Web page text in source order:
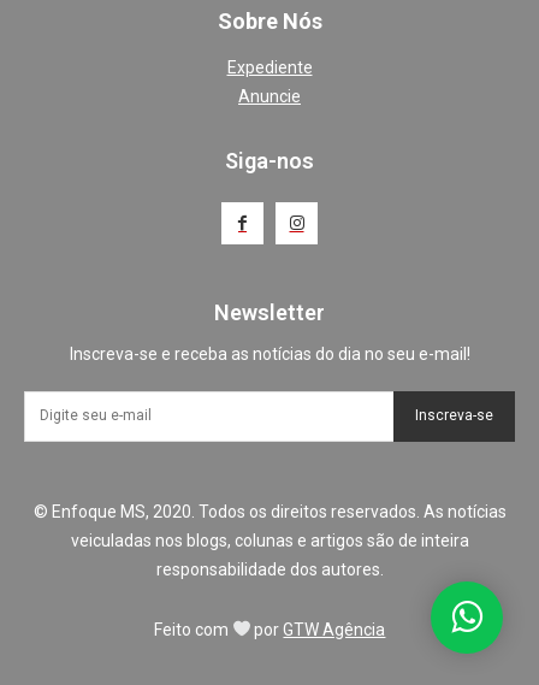
Sobre Nós
Expediente
Anuncie
Siga-nos
Newsletter
Inscreva-se e receba as notícias do dia no seu e-mail!
Inscreva-se
© Enfoque MS, 2020. Todos os direitos reservados. As notícias
veiculadas nos blogs, colunas e artigos são de inteira
responsabilidade dos autores.
Feito com porGTW Agência